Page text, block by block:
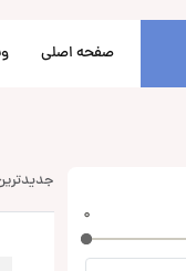
صفحه اصلی
0
0